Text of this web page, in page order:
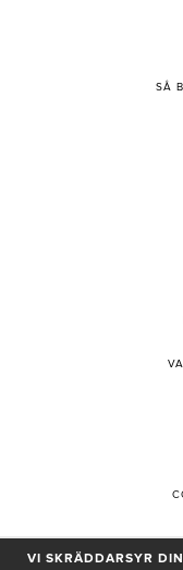
SÅ
VI SKRÄDDARSYR